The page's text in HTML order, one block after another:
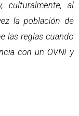
culturalmente, al
la población de
las reglas cuando
con un OVNI y